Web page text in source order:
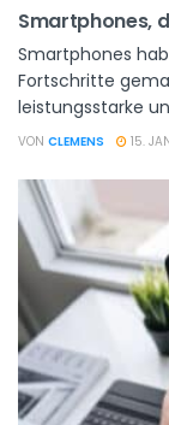
Smartphones,
Smartphones
Fortschritte
leistungsstarke
VON CLEMENS 15.